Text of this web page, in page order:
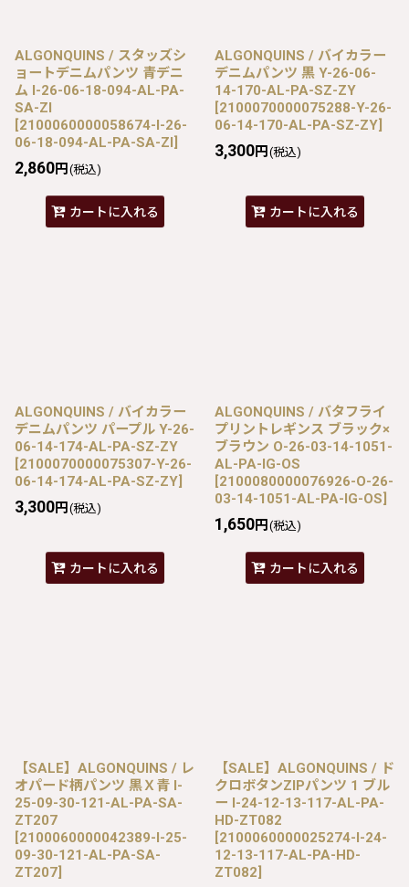
ALGONQUINS / スタッズシ
ョートデニムパンツ 青デニ
ム I-26-06-18-094-AL-PA-
SA-ZI
[2100060000058674-I-26-
06-18-094-AL-PA-SA-ZI]
2,860円 (税込)
カートに入れる
ALGONQUINS / バイカラー
デニムパンツ 黒 Y-26-06-
14-170-AL-PA-SZ-ZY
[2100070000075288-Y-26-
06-14-170-AL-PA-SZ-ZY]
3,300円 (税込)
カートに入れる
ALGONQUINS / バイカラー
デニムパンツ パープル Y-26-
06-14-174-AL-PA-SZ-ZY
[2100070000075307-Y-26-
06-14-174-AL-PA-SZ-ZY]
3,300円 (税込)
カートに入れる
ALGONQUINS / バタフライ
プリントレギンス ブラック×
ブラウン O-26-03-14-1051-
AL-PA-IG-OS
[2100080000076926-O-26-
03-14-1051-AL-PA-IG-OS]
1,650円 (税込)
カートに入れる
【SALE】ALGONQUINS / レ
オパード柄パンツ 黒Ｘ青 I-
25-09-30-121-AL-PA-SA-
ZT207
[2100060000042389-I-25-
09-30-121-AL-PA-SA-
ZT207]
【SALE】ALGONQUINS / ド
クロボタンZIPパンツ 1 ブル
ー I-24-12-13-117-AL-PA-
HD-ZT082
[2100060000025274-I-24-
12-13-117-AL-PA-HD-
ZT082]